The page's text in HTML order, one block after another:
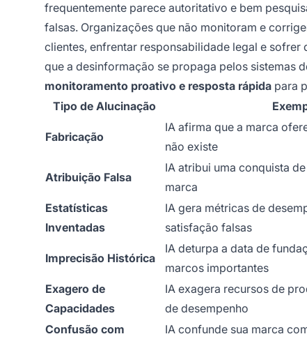
frequentemente parece autoritativo e bem
falsas. Organizações que não monitoram e
clientes, enfrentar responsabilidade legal e
que a desinformação se propaga pelos sistemas
monitoramento proativo e resposta rápida para
Tipo de Alucinação
Fabricação
IA afirma que a marca
não existe
Atribuição Falsa
IA atribui uma conquista
marca
Estatísticas
Inventadas
IA gera métricas de
satisfação falsas
Imprecisão Histórica
IA deturpa a data de
marcos importantes
Exagero de
Capacidades
IA exagera recursos de
de desempenho
Confusão com
IA confunde sua marca